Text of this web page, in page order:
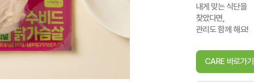
내게 맞는 식단을
찾았다면,
관리도 함께 해요!
CARE 바로가기